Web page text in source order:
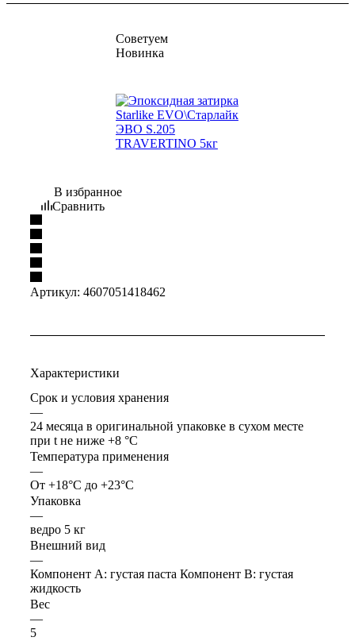
Советуем
Новинка
В избранное
Сравнить
Артикул: 4607051418462
Характеристики
Срок и условия хранения
—
24 месяца в оригинальной упаковке в сухом месте
при t не ниже +8 °C
Температура применения
—
От +18°C до +23°C
Упаковка
—
ведро 5 кг
Внешний вид
—
Компонент А: густая паста Компонент В: густая
жидкость
Вес
—
5